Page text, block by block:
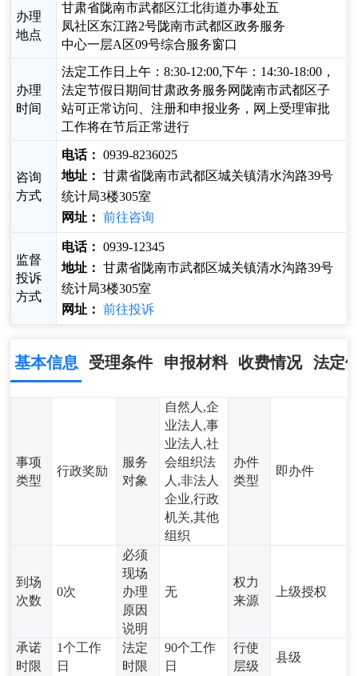
办理
地点
甘肃省陇南市武都区江北街道办事处五
凤社区东江路2号陇南市武都区政务服务
中心一层A区09号综合服务窗口
办理
时间
法定工作日上午：8:30-12:00,下午：14:30-18:00，
法定节假日期间甘肃政务服务网陇南市武都区子
站可正常访问、注册和申报业务，网上受理审批
工作将在节后正常进行
咨询
方式
电话： 0939-8236025
地址： 甘肃省陇南市武都区城关镇清水沟路39号
统计局3楼305室
网址： 前往咨询
监督
投诉
方式
电话： 0939-12345
地址： 甘肃省陇南市武都区城关镇清水沟路39号
统计局3楼305室
网址： 前往投诉
基本信息 受理条件 申报材料 收费情况 法定
事项
类型
行政奖励
服务
对象
自然人,企
业法人,事
业法人,社
会组织法
人,非法人
企业,行政
机关,其他
组织
办件
类型
即办件
到场
次数
0次
必须
现场
办理
原因
说明
无
权力
来源
上级授权
承诺
时限
1个工作
日
法定
时限
90个工作
日
行使
层级
县级